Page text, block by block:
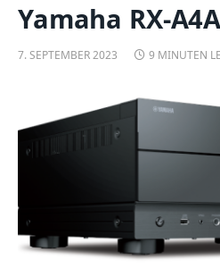
Yamaha RX-
7. SEPTEMBER 2023 9 MINUTEN